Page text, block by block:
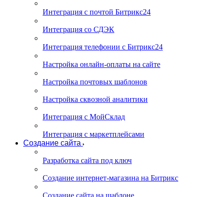
Интеграция с почтой Битрикс24
Интеграция со СДЭК
Интеграция телефонии с Битрикс24
Настройка онлайн-оплаты на сайте
Настройка почтовых шаблонов
Настройка сквозной аналитики
Интеграция с МойСклад
Интеграция с маркетплейсами
Создание сайта
Разработка сайта под ключ
Создание интернет-магазина на Битрикс
Создание сайта на шаблоне